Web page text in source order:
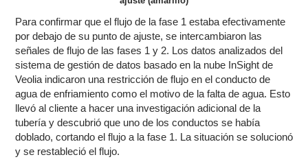
Para confirmar que el flujo de la fase 1 estaba efectivamente
por debajo de su punto de ajuste, se intercambiaron las
señales de flujo de las fases 1 y 2. Los datos analizados del
sistema de gestión de datos basado en la nube InSight de
Veolia indicaron una restricción de flujo en el conducto de
agua de enfriamiento como el motivo de la falta de agua. Esto
llevó al cliente a hacer una investigación adicional de la
tubería y descubrió que uno de los conductos se había
doblado, cortando el flujo a la fase 1. La situación se solucionó
y se restableció el flujo.